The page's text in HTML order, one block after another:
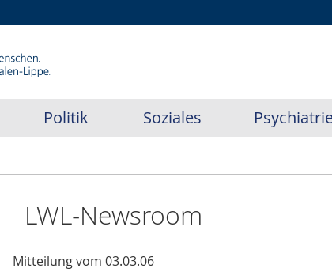
Politik Soziales
LWL-Newsroom
Mitteilung vom 03.03.06